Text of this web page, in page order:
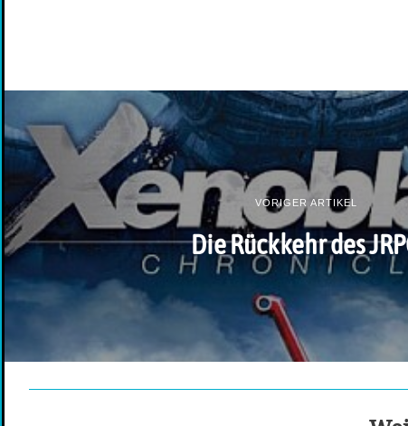
VORIGER ARTIKEL
Die Rückkehr des